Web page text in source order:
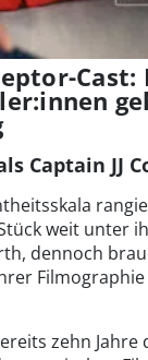
Cast:
Captain JJ
weit unter
dennoch
Filmographie
zehn Jahre